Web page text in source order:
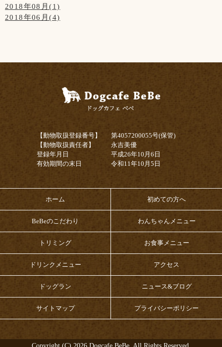
2018年08月(1)
2018年06月(4)
【動物取扱登録番号】
第4057200055号(保管)
【動物取扱責任者】
永吉美優
登録年月日
平成26年10月6日
有効期間の末日
令和11年10月5日
ホーム 初めての方へ
BeBeのこだわり わんちゃんメニュー
トリミング お食事メニュー
ドリンクメニュー アクセス
ドッグラン ニュース&ブログ
サイトマップ プライバシーポリシー
Copyright (C) 2026 Dogcafe BeBe. All Rights Reserved.